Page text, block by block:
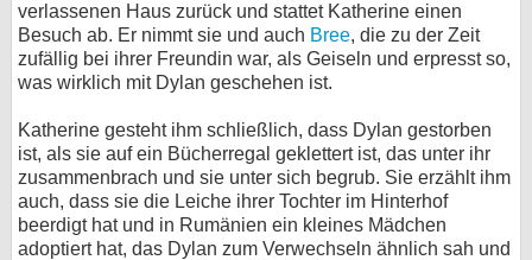
verlassenen Haus zurück und stattet Katherine einen
Besuch ab. Er nimmt sie und auch Bree, die zu der Zeit
zufällig bei ihrer Freundin war, als Geiseln und erpresst so,
was wirklich mit Dylan geschehen ist.
Katherine gesteht ihm schließlich, dass Dylan gestorben
ist, als sie auf ein Bücherregal geklettert ist, das unter ihr
zusammenbrach und sie unter sich begrub. Sie erzählt ihm
auch, dass sie die Leiche ihrer Tochter im Hinterhof
beerdigt hat und in Rumänien ein kleines Mädchen
adoptiert hat, das Dylan zum Verwechseln ähnlich sah und